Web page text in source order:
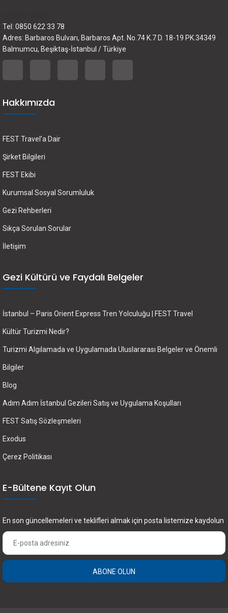
Tel: 0850 622 33 78
Adres: Barbaros Bulvarı, Barbaros Apt. No.74 K.7 D. 18-19 PK.34349
Balmumcu, Beşiktaş-İstanbul / Türkiye
Hakkımızda
FEST Travel’a Dair
Şirket Bilgileri
FEST Ekibi
Kurumsal Sosyal Sorumluluk
Gezi Rehberleri
Sıkça Sorulan Sorular
İletişim
Gezi Kültürü ve Faydalı Belgeler
İstanbul – Paris Orient Express Tren Yolculuğu | FEST Travel
Kültür Turizmi Nedir?
Turizmi Algılamada ve Uygulamada Uluslararası Belgeler ve Önemli
Bilgiler
Blog
Adım Adım İstanbul Gezileri Satış ve Uygulama Koşulları
FEST Satış Sözleşmeleri
Exodus
Çerez Politikası
E-Bültene Kayıt Olun
En son güncellemeleri ve teklifleri almak için posta listemize kaydolun
ABONE OLUN